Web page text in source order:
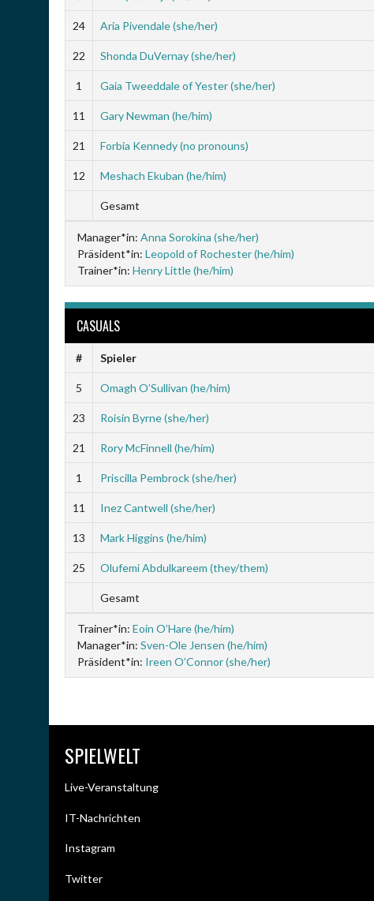
24 Aria Pivendale (she/her)
22 Shonda DuVernay (she/her)
1 Gaia Tweeddale of Yester (she/her)
11 Gary Newman (he/him)
21 Forbia Kennedy (no pronouns)
12 Meshach Ekuban (he/him)
Gesamt
Manager*in: Anna Sorokina (she/her)
Präsident*in: Leopold of Rochester (he/him)
Trainer*in: Henry Little (he/him)
CASUALS
# Spieler
5 Omagh O’Sullivan (he/him)
23 Roisin Byrne (she/her)
21 Rory McFinnell (he/him)
1 Priscilla Pembrock (she/her)
11 Inez Cantwell (she/her)
13 Mark Higgins (he/him)
25 Olufemi Abdulkareem (they/them)
Gesamt
Trainer*in: Eoin O’Hare (he/him)
Manager*in: Sven-Ole Jensen (he/him)
Präsident*in: Ireen O’Connor (she/her)
SPIELWELT
Live-Veranstaltung
IT-Nachrichten
Instagram
Twitter